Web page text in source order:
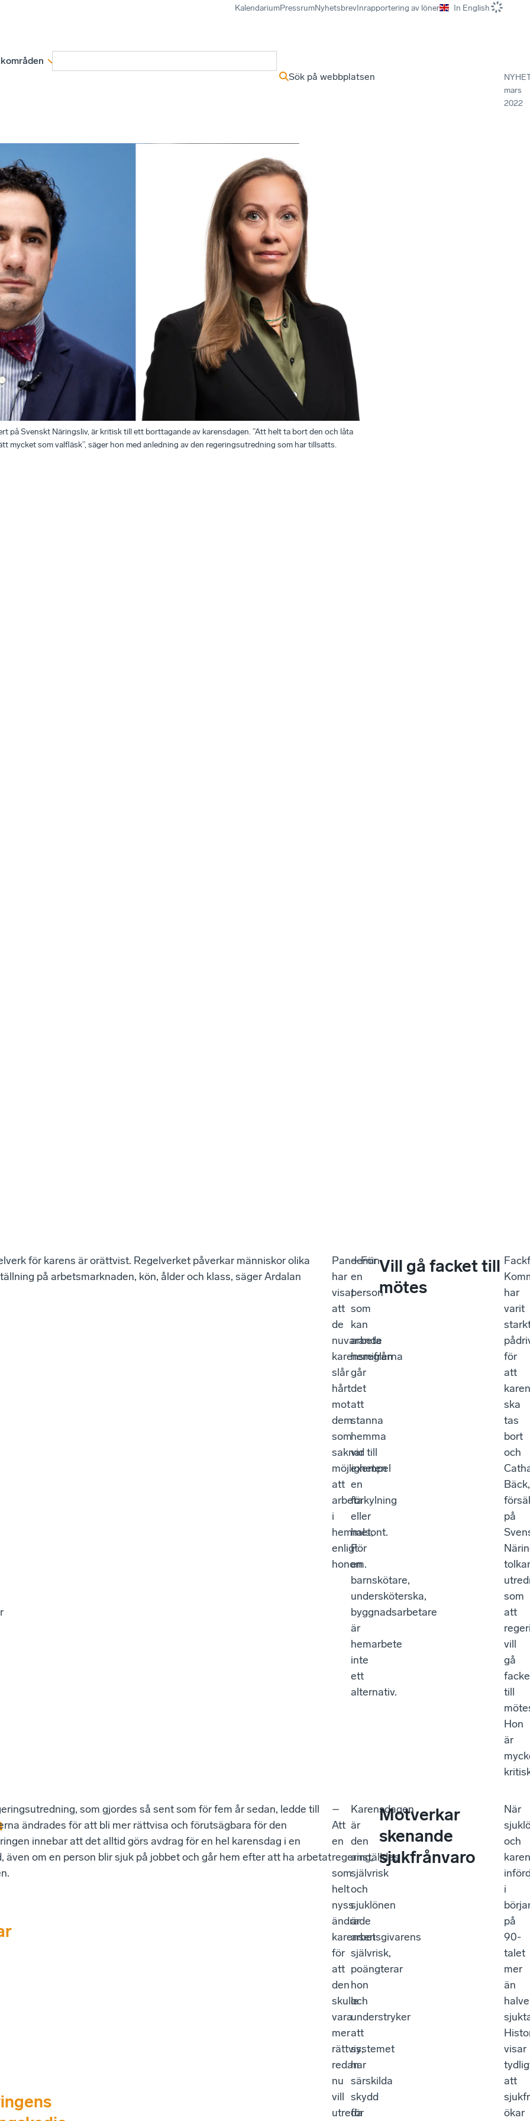
KalendariumPressrumNyhetsbrevInrapportering av löner In English
Sök på webbplatsen
mars
2022
på Svenskt Näringsliv, är kritisk till ett borttagande av karensdagen. ”Att helt ta bort den och låta
mycket som valfläsk”, säger hon med anledning av den regeringsutredning som har tillsatts.
för karens är orättvist. Regelverket påverkar människor olika
på arbetsmarknaden, kön, ålder och klass, säger Ardalan
Pandemin
har
visat
att
de
nuvarande
karensreglerna
slår
hårt
mot
dem
som
saknar
möjligheten
att
arbeta
i
hemmet,
enligt
honom.
– För
en
person
som
kan
arbeta
hemifrån
går
det
att
stanna
hemma
vid till
exempel
en
förkylning
eller
halsont.
För
en
barnskötare,
undersköterska,
byggnadsarbetare
är
hemarbete
inte
ett
alternativ.
Vill gå facket till
mötes
har
varit
för
att
ska
tas
bort
och
Bäck,
på
tolkar
som
att
vill
gå
till
Hon
är
som gjordes så sent som för fem år sedan, ledde till
ändrades för att bli mer rättvisa och förutsägbara för den
innebar att det alltid görs avdrag för en hel karensdag i en
även om en person blir sjuk på jobbet och går hem efter att ha arbetat
–
Att
en
regering,
som
helt
nyss
ändrade
karensen
för
att
den
skulle
vara
mer
rättvis,
redan
nu
vill
utreda
Karensdagen
är
den
anställdes
självrisk
och
sjuklönen
är
arbetsgivarens
självrisk,
poängterar
hon
och
understryker
att
systemet
har
särskilda
skydd
för
Motverkar
skenande
sjukfrånvaro
När
och
i
på
90-
talet
mer
än
visar
att
ökar